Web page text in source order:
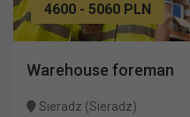
4600 - 5060 PLN
Warehouse foreman
Sieradz (Sieradz)